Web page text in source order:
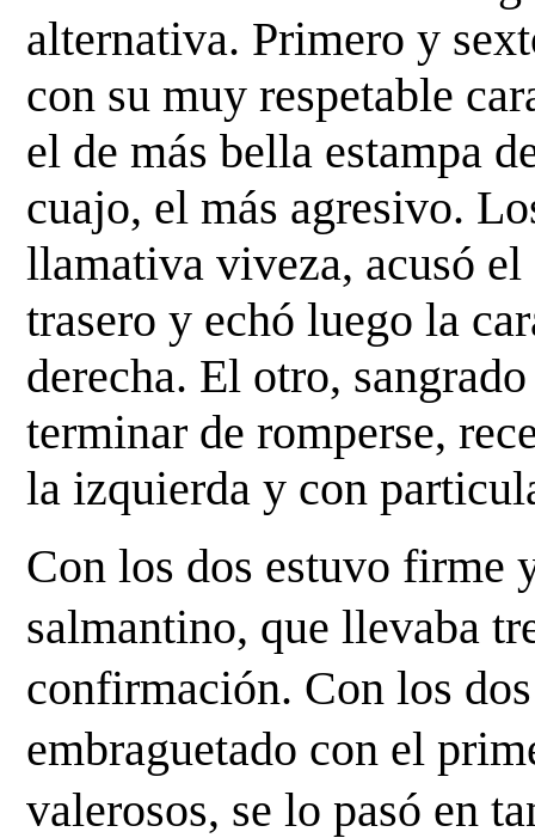
alternativa. Primero y
con su muy respetable
el de más bella estampa
cuajo, el más agresivo.
llamativa viveza, acusó
trasero y echó luego la
derecha. El otro,
terminar de romperse,
la izquierda y con
Con los dos estuvo firme
salmantino, que llevaba
confirmación. Con los
embraguetado con el
valerosos, se lo pasó en